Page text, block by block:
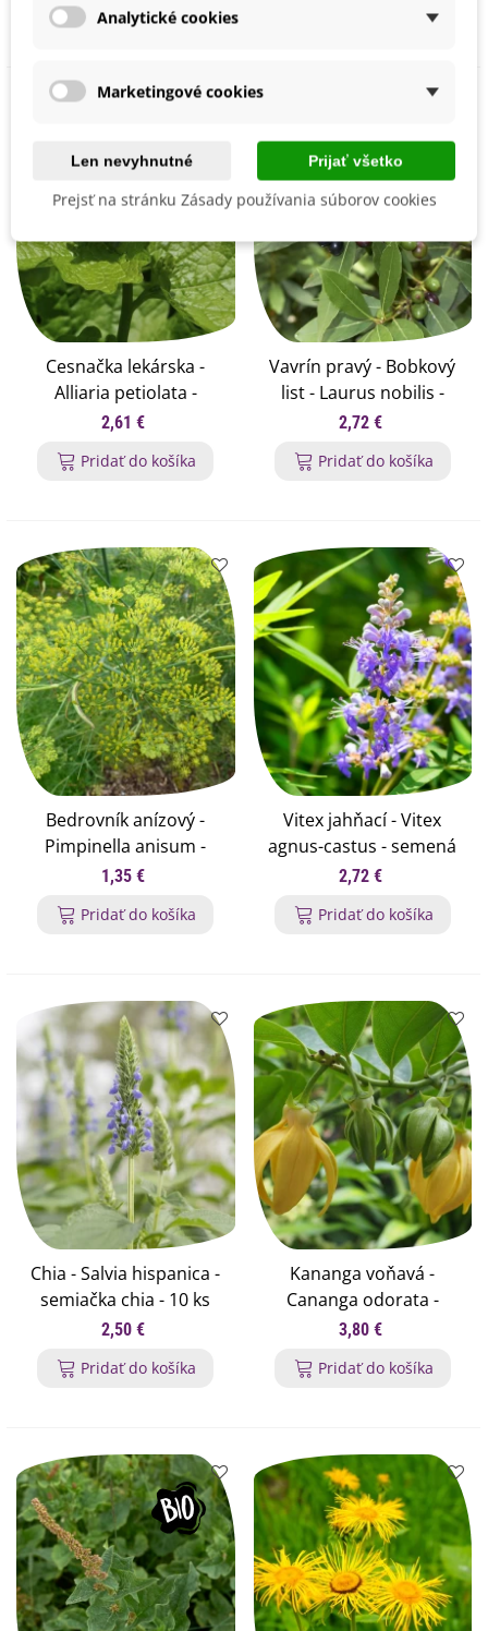
Pridať do košíka
Cesnačka lekárska -
Alliaria petiolata -
semená cesnačky - 45 ks
2,61 €
Pridať do košíka
Vavrín pravý - Bobkový
list - Laurus nobilis -
semená vavrína - 5 ks
2,72 €
Pridať do košíka
Bedrovník anízový -
Pimpinella anisum -
semená anízu - 250 ks
1,35 €
Pridať do košíka
Vitex jahňací - Vitex
agnus-castus - semená
vitexu - 9 ks
2,72 €
Pridať do košíka
Chia - Salvia hispanica -
semiačka chia - 10 ks
2,50 €
Pridať do košíka
Kananga voňavá -
Cananga odorata -
semená kanangy - 4 ks
3,80 €
Pridať do košíka
Analytické cookies
Marketingové cookies
Len nevyhnutné Prijať všetko
Prejsť na stránku Zásady používania súborov cookies